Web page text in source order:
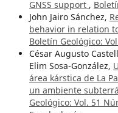
GNSS support ,
John Jairo Sánchez,
behavior in relation
Boletín Geológico:
César Augusto
Elim Sosa-González,
área kárstica de La
un ambiente
Geológico: Vol. 51